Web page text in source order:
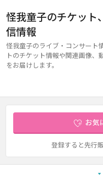
怪我童子のチケット
信情報
怪我童子のライブ・コンサート
トのチケット情報や関連画像、
をお届けします。
お気
登録すると先行